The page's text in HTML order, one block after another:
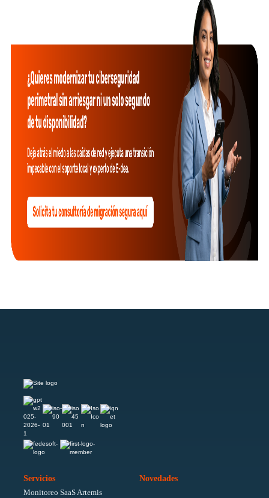
Servicios
Monitoreo SaaS Artemis
Novedades